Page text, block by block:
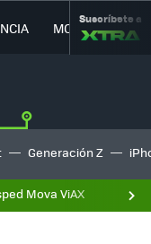
MOVILIDAD
Suscríbete a
Generación Z
Mova ViAX